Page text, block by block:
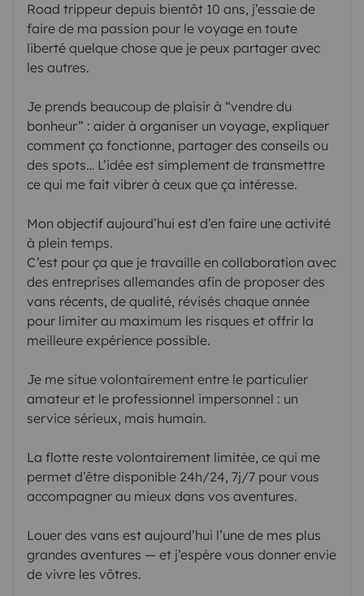
Road trippeur depuis bientôt 10 ans, j’essaie de
faire de ma passion pour le voyage en toute
liberté quelque chose que je peux partager avec
les autres.
Je prends beaucoup de plaisir à “vendre du
bonheur” : aider à organiser un voyage, expliquer
comment ça fonctionne, partager des conseils ou
des spots… L’idée est simplement de transmettre
ce qui me fait vibrer à ceux que ça intéresse.
Mon objectif aujourd’hui est d’en faire une activité
à plein temps.
C’est pour ça que je travaille en collaboration avec
des entreprises allemandes afin de proposer des
vans récents, de qualité, révisés chaque année
pour limiter au maximum les risques et offrir la
meilleure expérience possible.
Je me situe volontairement entre le particulier
amateur et le professionnel impersonnel : un
service sérieux, mais humain.
La flotte reste volontairement limitée, ce qui me
permet d’être disponible 24h/24, 7j/7 pour vous
accompagner au mieux dans vos aventures.
Louer des vans est aujourd’hui l’une de mes plus
grandes aventures — et j’espère vous donner envie
de vivre les vôtres.